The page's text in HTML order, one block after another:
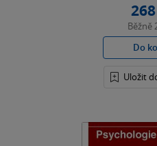
Běžně
Do
Uložit